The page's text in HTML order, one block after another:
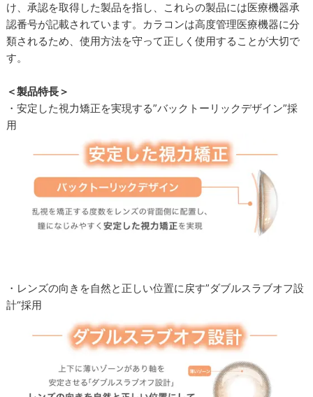
け、承認を取得した製品を指し、これらの製品には医療機器承
認番号が記載されています。カラコンは高度管理医療機器に分
類されるため、使用方法を守って正しく使用することが大切で
す。
＜製品特長＞
・安定した視力矯正を実現する”バックトーリックデザイン”採
用
・レンズの向きを自然と正しい位置に戻す”ダブルスラブオフ設
計“採用